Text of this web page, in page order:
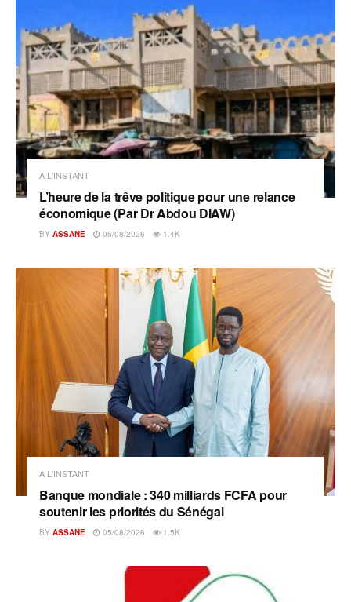
A L'INSTANT
L’heure de la trêve politique pour une relance
économique (Par Dr Abdou DIAW)
BY ASSANE 05/08/2026 1.4K
A L'INSTANT
Banque mondiale : 340 milliards FCFA pour
soutenir les priorités du Sénégal
BY ASSANE 05/08/2026 1.5K